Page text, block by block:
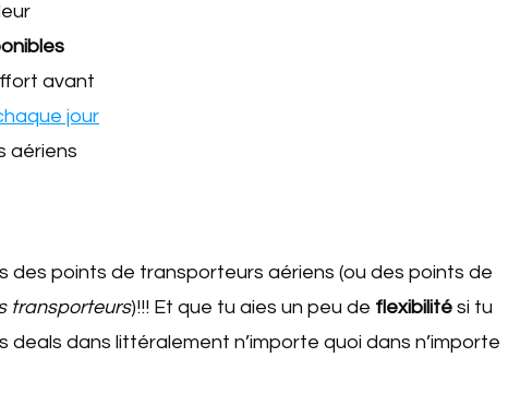
avant
jour
aériens
des points de transporteurs aériens (ou des points de
transporteurs)!!! Et que tu aies un peu de flexibilité si tu
dans littéralement n’importe quoi dans n’importe